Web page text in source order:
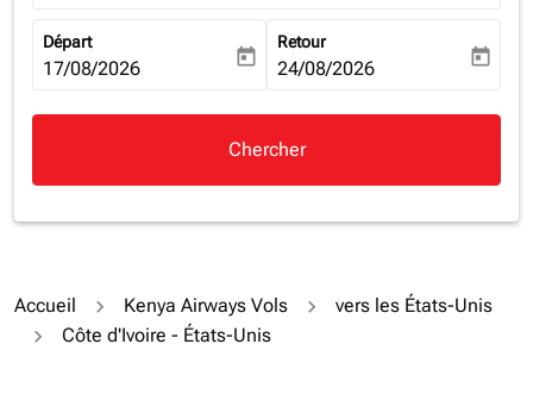
Départ
fc-booking-departure-date-aria-label
17/08/2026 today
Retour
fc-booking-return-date-aria-
24/08/2026 today
Chercher
Accueil Kenya Airways Vols
vers les États-Unis
Côte d'Ivoire - États-Unis